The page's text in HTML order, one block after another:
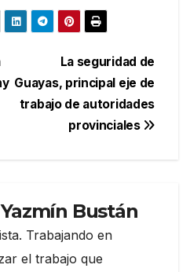
La seguridad de
Guayas, principal eje de
trabajo de autoridades
provinciales
Yazmín Bustán
Trabajando en
el trabajo que